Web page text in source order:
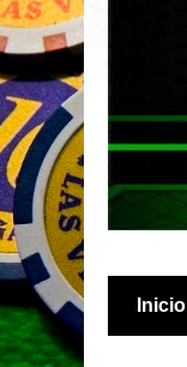
Inicio